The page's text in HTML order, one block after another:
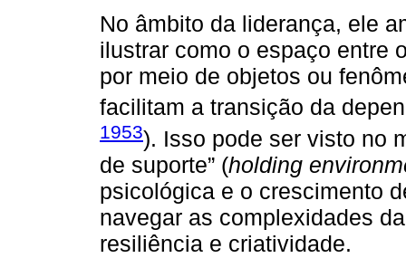
No âmbito da liderança, ele
ilustrar como o espaço entre
por meio de objetos ou
facilitam a transição da
1953). Isso pode ser visto no
de suporte” (holding
psicológica e o crescimento
navegar as complexidades
resiliência e criatividade.